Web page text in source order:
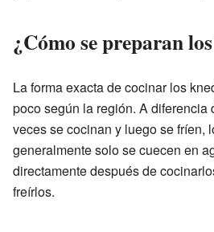
¿Cómo se preparan
La forma exacta de cocinar los
poco según la región. A diferencia
veces se cocinan y luego se fríen,
generalmente solo se cuecen en
directamente después de
freírlos.